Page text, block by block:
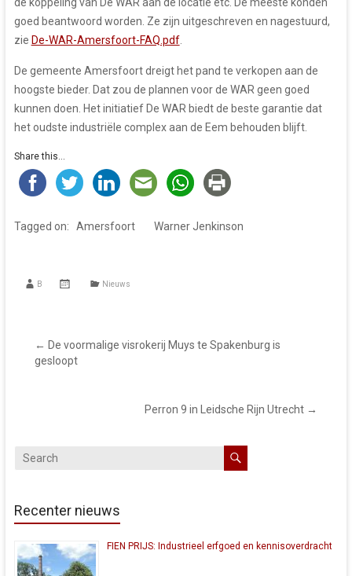
goed beantwoord worden. Ze zijn uitgeschreven en nagestuurd,
zie De-WAR-Amersfoort-FAQ.pdf.
De gemeente Amersfoort dreigt het pand te verkopen aan de
hoogste bieder. Dat zou de plannen voor de WAR geen goed
kunnen doen. Het initiatief De WAR biedt de beste garantie dat
het oudste industriële complex aan de Eem behouden blijft.
Share this...
Tagged on: Amersfoort Warner Jenkinson
B Nieuws
← De voormalige visrokerij Muys te Spakenburg is
gesloopt
Perron 9 in Leidsche Rijn Utrecht →
Recenter nieuws
FIEN PRIJS: Industrieel erfgoed en kennisoverdracht